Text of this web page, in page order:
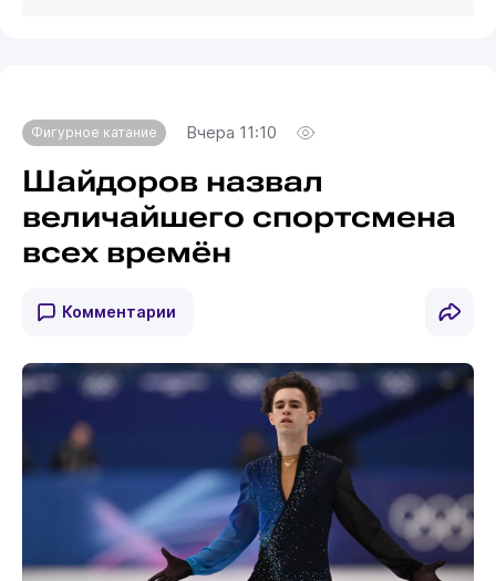
Фигурное катание Вчера 11:10
Шайдоров назвал
величайшего спортсмена
всех времён
Комментарии